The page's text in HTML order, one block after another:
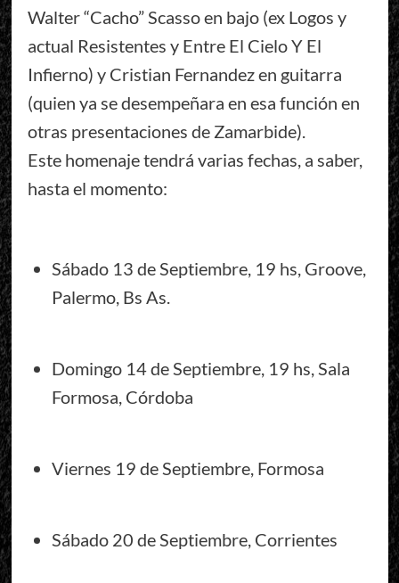
Walter “Cacho” Scasso en bajo (ex Logos y
actual Resistentes y Entre El Cielo Y El
Infierno) y Cristian Fernandez en guitarra
(quien ya se desempeñara en esa función en
otras presentaciones de Zamarbide).
Este homenaje tendrá varias fechas, a saber,
hasta el momento:
Sábado 13 de Septiembre, 19 hs, Groove,
Palermo, Bs As.
Domingo 14 de Septiembre, 19 hs, Sala
Formosa, Córdoba
Viernes 19 de Septiembre, Formosa
Sábado 20 de Septiembre, Corrientes